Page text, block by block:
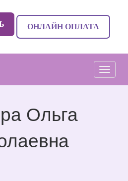
ОНЛАЙН ОПЛАТА
Ольга